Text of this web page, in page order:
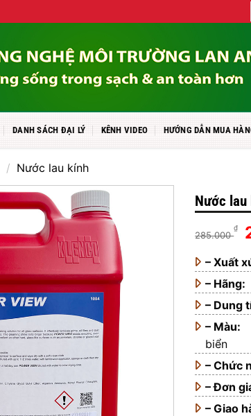
DANH SÁCH ĐẠI LÝ KÊNH VIDEO HƯỚNG DẪN MUA
/ Nước lau kính
Nước lau
285.000
₫
– Xuất
– Hãng:
–
– Màu:
biển
– Chức
– Đơn
– Giao